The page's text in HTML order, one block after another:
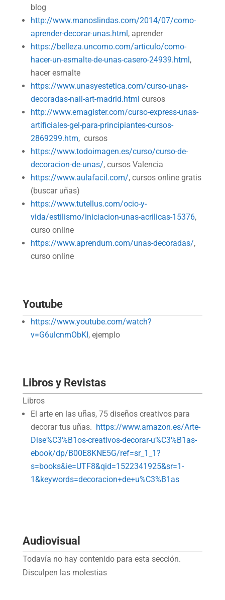
blog
http://www.manoslindas.com/2014/07/como-
aprender-decorar-unas.html, aprender
https://belleza.uncomo.com/articulo/como-
hacer-un-esmalte-de-unas-casero-24939.html,
hacer esmalte
https://www.unasyestetica.com/curso-unas-
decoradas-nail-art-madrid.html cursos
http://www.emagister.com/curso-express-unas-
artificiales-gel-para-principiantes-cursos-
2869299.htm, cursos
https://www.todoimagen.es/curso/curso-de-
decoracion-de-unas/, cursos Valencia
https://www.aulafacil.com/, cursos online gratis
(buscar uñas)
https://www.tutellus.com/ocio-y-
vida/estilismo/iniciacion-unas-acrilicas-15376,
curso online
https://www.aprendum.com/unas-decoradas/,
curso online
Youtube
https://www.youtube.com/watch?
v=G6ulcnmObKI, ejemplo
Libros y Revistas
Libros
El arte en las uñas, 75 diseños creativos para
decorar tus uñas. https://www.amazon.es/Arte-
Dise%C3%B1os-creativos-decorar-u%C3%B1as-
ebook/dp/B00E8KNE5G/ref=sr_1_1?
s=books&ie=UTF8&qid=1522341925&sr=1-
1&keywords=decoracion+de+u%C3%B1as
Audiovisual
Todavía no hay contenido para esta sección.
Disculpen las molestias